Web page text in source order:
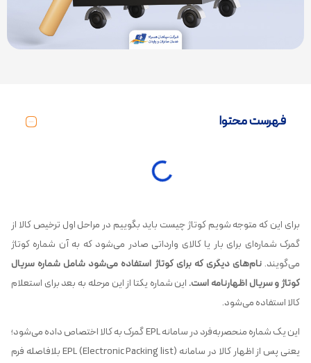
برای این که متوجه شویم کوتاژ چیست باید بگوییم در مراحل اول ترخیص کالا از
گمرک شماره‌ای برای بار یا کالای وارداتی صادر می‌شود که به آن شماره کوتاژ
می‌گویند.نام‌های دیگری که برای کوتاژ استفاده می‌شود شامل شماره سریال
کوتاژ و سریال اظهارنامه است.این شماره یکتا از این مرحله به بعد برای استعلام
کالا استفاده می‌شود.
این یک شماره منحصربه‌فرد در سامانه EPL گمرک به کالا اختصاص داده می‌شود؛
یعنی پس از اظهار کالا در سامانه EPL (Electronic Packing list) بلافاصله فرم
فهرست محتوا